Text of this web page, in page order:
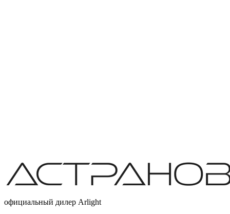
официальный дилер Arlight